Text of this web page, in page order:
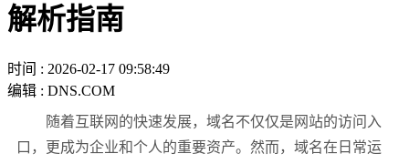
解析指南
时间 : 2026-02-17 09:58:49
编辑 : DNS.COM
随着互联网的快速发展，域名不仅仅是网站的访问入
口，更成为企业和个人的重要资产。然而，域名在日常运